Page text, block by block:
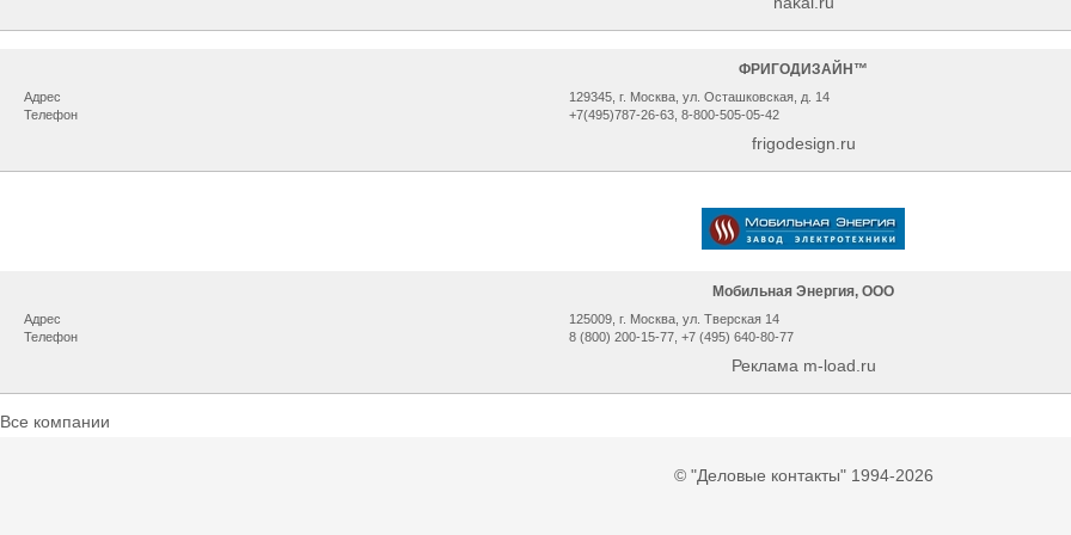
ФРИГОДИЗАЙН™
Адрес
129345, г. Москва, ул. Осташковская, д. 14
Телефон
+7(495)787-26-63, 8-800-505-05-42
frigodesign.ru
Мобильная Энергия, ООО
Адрес
125009, г. Москва, ул. Тверская 14
Телефон
8 (800) 200-15-77, +7 (495) 640-80-77
Реклама m-load.ru
Все компании
© "Деловые контакты" 1994-2026